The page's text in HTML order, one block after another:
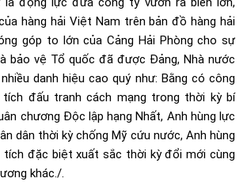
hàng hải Việt Nam trên bản đồ hàng hải
góp to lớn của Cảng Hải Phòng cho sự
bảo vệ Tổ quốc đã được Đảng, Nhà nước
danh hiệu cao quý như: Bằng có công
đấu tranh cách mạng trong thời kỳ bí
chương Độc lập hạng Nhất, Anh hùng lực
dân thời kỳ chống Mỹ cứu nước, Anh hùng
tích đặc biệt xuất sắc thời kỳ đổi mới cùng
khác./.